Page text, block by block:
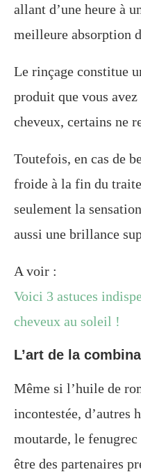
allant d’une heure à
meilleure absorption
Le rinçage constitue
produit que vous
cheveux, certains ne
Toutefois, en cas de
froide à la fin du
seulement la
aussi une brillance
A voir :
Voici 3 astuces
cheveux au soleil !
L’art de la
Même si l’huile de
incontestée, d’autres
moutarde, le
être des partenaires